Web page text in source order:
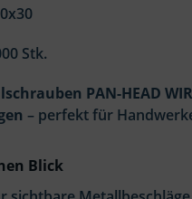
Stk.
PAN-HEAD
– perfekt für
Blick